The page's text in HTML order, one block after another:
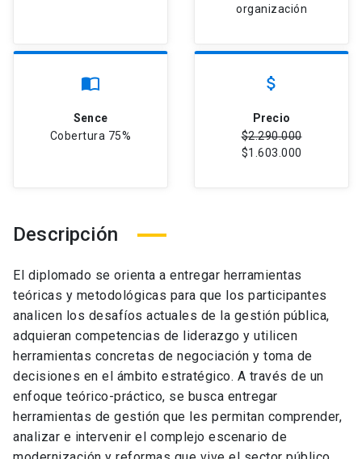
organización
import_contacts
Sence
Cobertura 75%
attach_money
Precio
$2.290.000
$1.603.000
Descripción
El diplomado se orienta a entregar herramientas
teóricas y metodológicas para que los participantes
analicen los desafíos actuales de la gestión pública,
adquieran competencias de liderazgo y utilicen
herramientas concretas de negociación y toma de
decisiones en el ámbito estratégico. A través de un
enfoque teórico-práctico, se busca entregar
herramientas de gestión que les permitan comprender,
analizar e intervenir el complejo escenario de